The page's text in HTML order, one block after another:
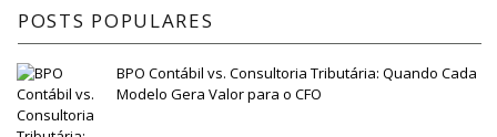
POSTS POPULARES
BPO Contábil vs. Consultoria Tributária: Quando Cada
Modelo Gera Valor para o CFO